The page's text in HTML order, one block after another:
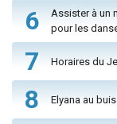
6
Assister à un
pour les
7 Horaires du
8 Elyana au